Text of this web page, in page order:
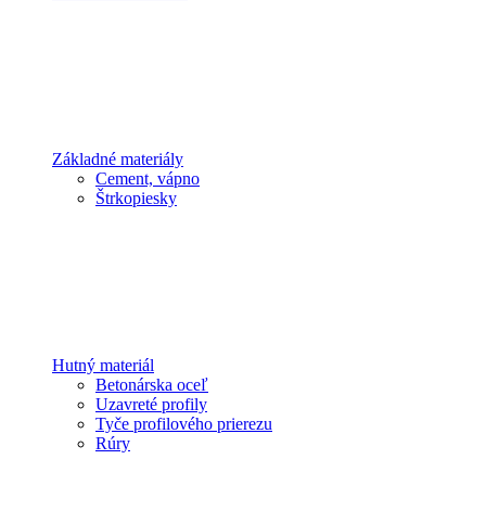
Základné materiály
Cement, vápno
Štrkopiesky
Hutný materiál
Betonárska oceľ
Uzavreté profily
Tyče profilového prierezu
Rúry